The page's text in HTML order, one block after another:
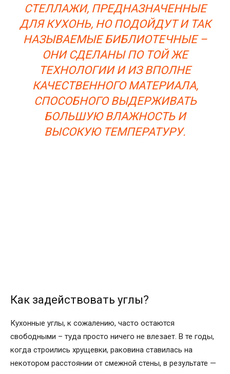
СТЕЛЛАЖИ, ПРЕДНАЗНАЧЕННЫЕ
ДЛЯ КУХОНЬ, НО ПОДОЙДУТ И ТАК
НАЗЫВАЕМЫЕ БИБЛИОТЕЧНЫЕ –
ОНИ СДЕЛАНЫ ПО ТОЙ ЖЕ
ТЕХНОЛОГИИ И ИЗ ВПОЛНЕ
КАЧЕСТВЕННОГО МАТЕРИАЛА,
СПОСОБНОГО ВЫДЕРЖИВАТЬ
БОЛЬШУЮ ВЛАЖНОСТЬ И
ВЫСОКУЮ ТЕМПЕРАТУРУ.
Как задействовать углы?
Кухонные углы, к сожалению, часто остаются
свободными – туда просто ничего не влезает. В те годы,
когда строились хрущевки, раковина ставилась на
некотором расстоянии от смежной стены, в результате —